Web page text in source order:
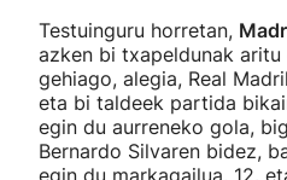
Testuinguru horretan,
azken bi txapeldunak
gehiago, alegia, Real
eta bi taldeek partida
egin du aurreneko gola,
Bernardo Silvaren bidez,
egin du markagailua, 12.